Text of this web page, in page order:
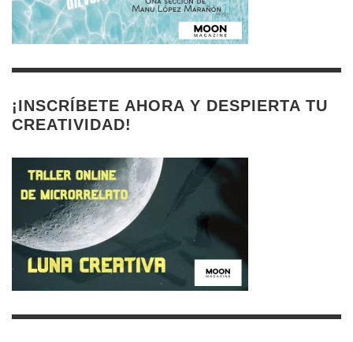
¡INSCRÍBETE AHORA Y DESPIERTA TU
CREATIVIDAD!